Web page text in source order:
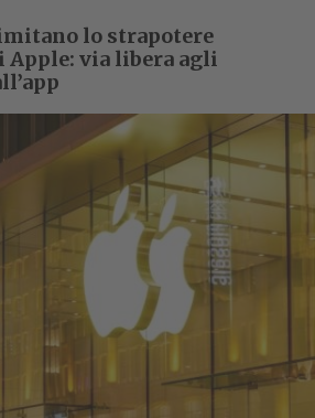
lo strapotere
Apple: via libera agli